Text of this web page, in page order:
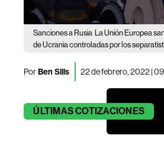
Sanciones a Rusia La Unión Europea
de Ucrania controladas por los
PorBen Sills 22 de febrero, 2022 |
ÚLTIMASCOTIZACIONES